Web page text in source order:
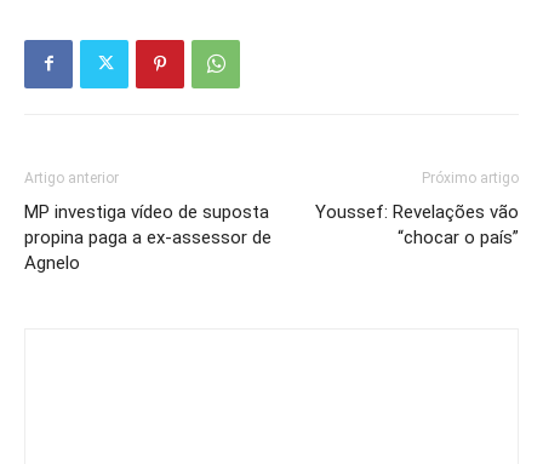
Artigo anterior
MP investiga vídeo de suposta
propina paga a ex-assessor de
Agnelo
Próximo artigo
Youssef: Revelações vão
“chocar o país”